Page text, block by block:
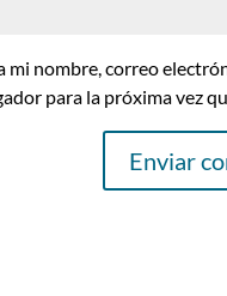
mi nombre, correo
para la próxima vez